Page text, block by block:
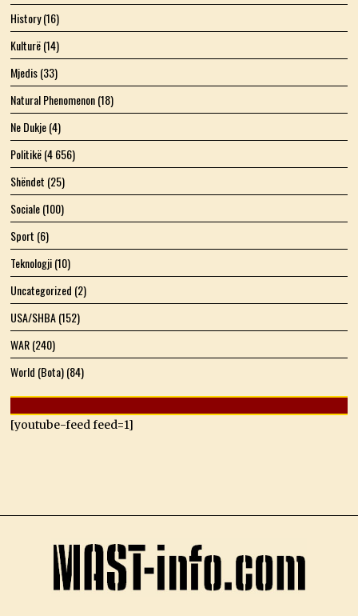
History(16)
Kulturë(14)
Mjedis(33)
Natural Phenomenon(18)
Ne Dukje(4)
Politikë(4 656)
Shëndet (25)
Sociale(100)
Sport (6)
Teknologji(10)
Uncategorized (2)
USA/SHBA(152)
WAR(240)
World (Bota)(84)
[youtube-feed feed=1]